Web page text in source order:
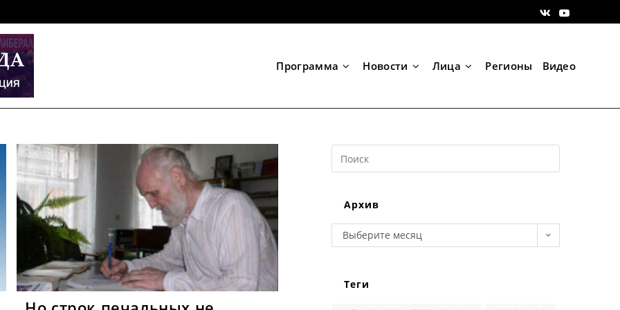
Программа Новости Лица Регионы Видео
Search
this
Архив
Архив
Выберите месяц
Теги